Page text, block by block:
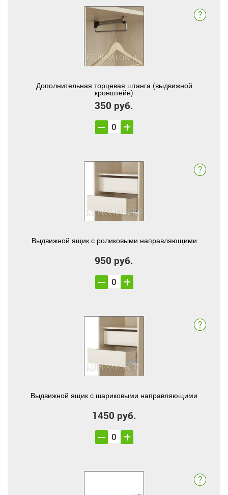
Дополнительная торцевая штанга (выдвижной
кронштейн)
350 руб.
Выдвижной ящик с роликовыми направляющими
950 руб.
Выдвижной ящик с шариковыми направляющими
1450 руб.